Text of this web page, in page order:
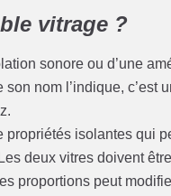
vitrage ?
sonore ou d’une
nom l’indique,
isolantes qui
deux vitres doivent
proportions peut